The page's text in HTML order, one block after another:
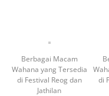
Berbagai Macam
Wahana yang Tersedia
di Festival Reog dan
Jathilan
di